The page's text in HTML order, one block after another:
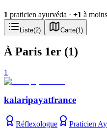
1 praticien ayurvéda · +1 à
Liste(2) Carte(1 )
À Paris 1er (1)
1
kalaripayatfrance
Réflexologue Praticien